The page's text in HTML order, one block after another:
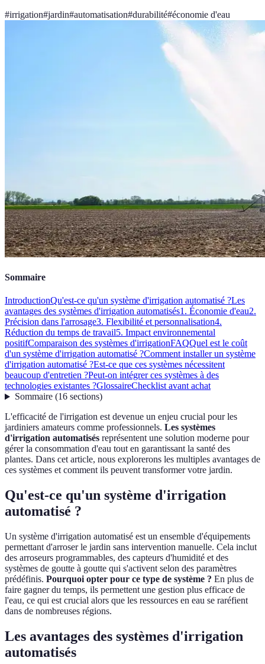
#irrigation#jardin#automatisation#durabilité#économie d'eau
Sommaire
IntroductionQu'est-ce qu'un système d'irrigation automatisé ?Les
avantages des systèmes d'irrigation automatisés1. Économie d'eau2.
Précision dans l'arrosage3. Flexibilité et personnalisation4.
Réduction du temps de travail5. Impact environnemental
positifComparaison des systèmes d'irrigationFAQQuel est le coût
d'un système d'irrigation automatisé ?Comment installer un système
d'irrigation automatisé ?Est-ce que ces systèmes nécessitent
beaucoup d'entretien ?Peut-on intégrer ces systèmes à des
technologies existantes ?GlossaireChecklist avant achat
Sommaire(16 sections)
L'efficacité de l'irrigation est devenue un enjeu crucial pour les
jardiniers amateurs comme professionnels. Les systèmes
d'irrigation automatisés représentent une solution moderne pour
gérer la consommation d'eau tout en garantissant la santé des
plantes. Dans cet article, nous explorerons les multiples avantages de
ces systèmes et comment ils peuvent transformer votre jardin.
Qu'est-ce qu'un système d'irrigation
automatisé ?
Un système d'irrigation automatisé est un ensemble d'équipements
permettant d'arroser le jardin sans intervention manuelle. Cela inclut
des arroseurs programmables, des capteurs d'humidité et des
systèmes de goutte à goutte qui s'activent selon des paramètres
prédéfinis. Pourquoi opter pour ce type de système ? En plus de
faire gagner du temps, ils permettent une gestion plus efficace de
l'eau, ce qui est crucial alors que les ressources en eau se raréfient
dans de nombreuses régions.
Les avantages des systèmes d'irrigation
automatisés